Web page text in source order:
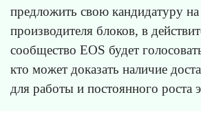
предложить свою кандидатуру на
производителя блоков, в
сообщество EOS будет
кто может доказать наличие
для работы и постоянного роста